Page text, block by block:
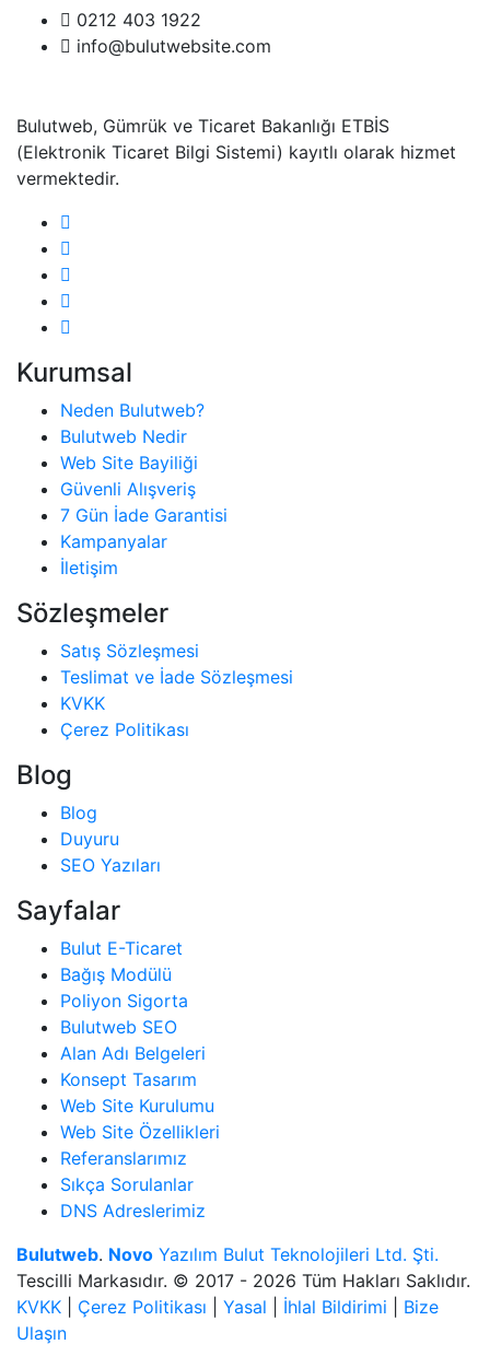
0212 403 1922
info@bulutwebsite.com
Bulutweb, Gümrük ve Ticaret Bakanlığı ETBİS
(Elektronik Ticaret Bilgi Sistemi) kayıtlı olarak hizmet
vermektedir.
Kurumsal
Neden Bulutweb?
Bulutweb Nedir
Web Site Bayiliği
Güvenli Alışveriş
7 Gün İade Garantisi
Kampanyalar
İletişim
Sözleşmeler
Satış Sözleşmesi
Teslimat ve İade Sözleşmesi
KVKK
Çerez Politikası
Blog
Blog
Duyuru
SEO Yazıları
Sayfalar
Bulut E-Ticaret
Bağış Modülü
Poliyon Sigorta
Bulutweb SEO
Alan Adı Belgeleri
Konsept Tasarım
Web Site Kurulumu
Web Site Özellikleri
Referanslarımız
Sıkça Sorulanlar
DNS Adreslerimiz
Bulutweb. Novo Yazılım Bulut Teknolojileri Ltd. Şti.
Tescilli Markasıdır. © 2017 - 2026 Tüm Hakları Saklıdır.
KVKK
Çerez Politikası Yasal İhlal Bildirimi
Bize
Ulaşın